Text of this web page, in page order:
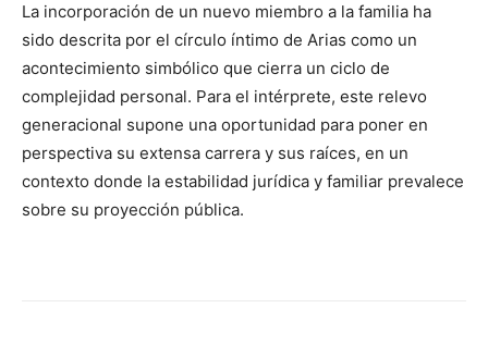
La incorporación de un nuevo miembro a la familia ha
sido descrita por el círculo íntimo de Arias como un
acontecimiento simbólico que cierra un ciclo de
complejidad personal. Para el intérprete, este relevo
generacional supone una oportunidad para poner en
perspectiva su extensa carrera y sus raíces, en un
contexto donde la estabilidad jurídica y familiar prevalece
sobre su proyección pública.